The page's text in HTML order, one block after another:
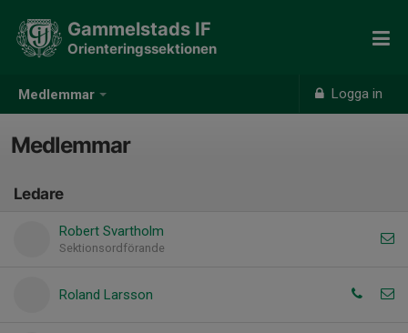
Medlemmar Logga in
Gammelstads IF
Orienteringssektionen
Medlemmar
Ledare
Robert Svartholm
Sektionsordförande
Roland Larsson